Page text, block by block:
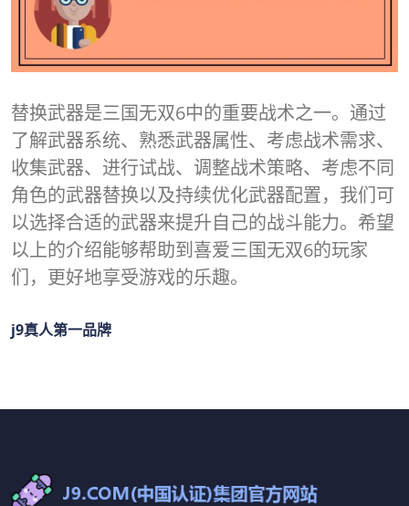
替换武器是三国无双6中的重要战术之一。通过
了解武器系统、熟悉武器属性、考虑战术需求、
收集武器、进行试战、调整战术策略、考虑不同
角色的武器替换以及持续优化武器配置，我们可
以选择合适的武器来提升自己的战斗能力。希望
以上的介绍能够帮助到喜爱三国无双6的玩家
们，更好地享受游戏的乐趣。
j9真人第一品牌